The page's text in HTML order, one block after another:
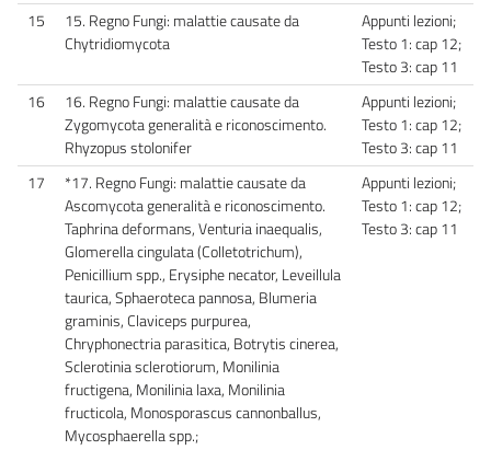
15
15. Regno Fungi: malattie causate da
Chytridiomycota
Appunti lezioni;
Testo 1: cap 12;
Testo 3: cap 11
16
16. Regno Fungi: malattie causate da
Zygomycota generalità e riconoscimento.
Rhyzopus stolonifer
Appunti lezioni;
Testo 1: cap 12;
Testo 3: cap 11
17
*17. Regno Fungi: malattie causate da
Ascomycota generalità e riconoscimento.
Taphrina deformans, Venturia inaequalis,
Glomerella cingulata (Colletotrichum),
Penicillium spp., Erysiphe necator, Leveillula
taurica, Sphaeroteca pannosa, Blumeria
graminis, Claviceps purpurea,
Chryphonectria parasitica, Botrytis cinerea,
Sclerotinia sclerotiorum, Monilinia
fructigena, Monilinia laxa, Monilinia
fructicola, Monosporascus cannonballus,
Mycosphaerella spp.;
Appunti lezioni;
Testo 1: cap 12;
Testo 3: cap 11